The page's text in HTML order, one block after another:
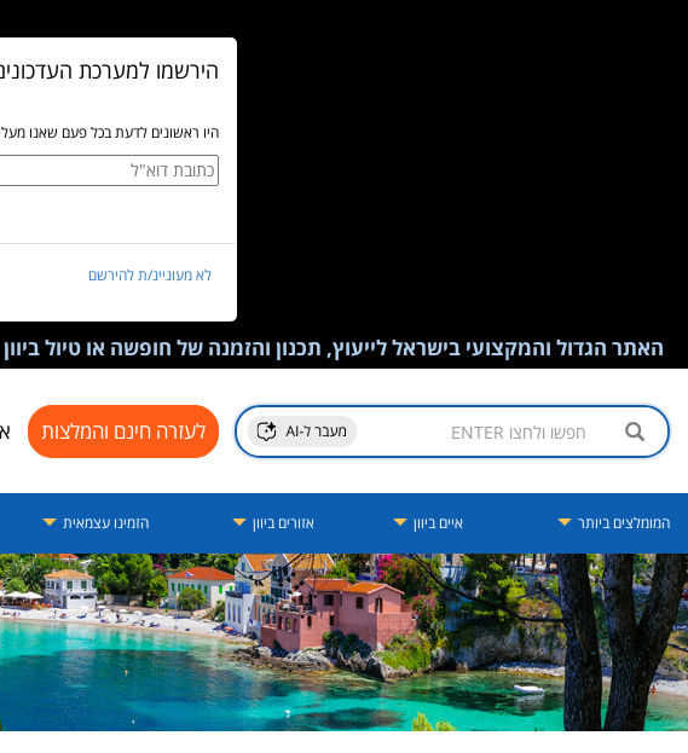
האתר הגדול והמקצועי בישראל לייעוץ, תכנון והזמנה של חופשה או טיול ביוון
לעזרה חינם והמלצות
המומלצים ביותר איים ביוון אזורים ביוון הזמינו עצמאית
הירשמו למערכת
היו ראשונים לדעת בכל פעם שאנו
לא מעוניינ/ת להירשם